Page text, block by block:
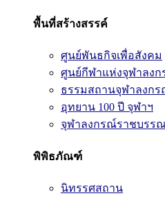
พื้นที่สร้างสรรค์
ศูนย์พันธกิจเพื่อสังคม
ศูนย์กีฬาแห่งจุฬาลง
ธรรมสถานจุฬาลงก
อุทยาน 100 ปี จุฬาฯ
จุฬาลงกรณ์ราชบรร
พิพิธภัณฑ์
นิทรรศสถาน